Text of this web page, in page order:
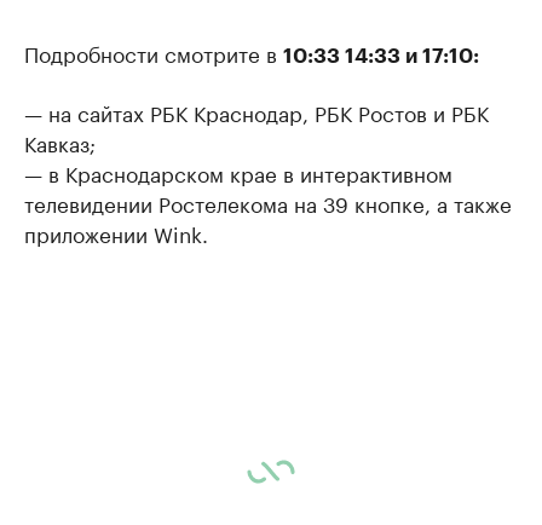
Подробности смотрите в 10:33 14:33 и 17:10:
— на сайтах РБК Краснодар, РБК Ростов и РБК
Кавказ;
— в Краснодарском крае в интерактивном
телевидении Ростелекома на 39 кнопке, а также
приложении Wink.